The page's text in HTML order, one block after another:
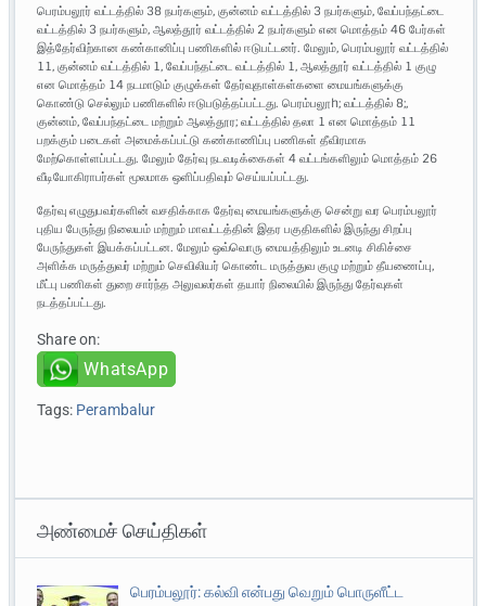
பெரம்பலூர் வட்டத்தில் 38 நபர்களும், குன்னம் வட்டத்தில் 3 நபர்களும், வேப்பந்தட்டை
வட்டத்தில் 3 நபர்களும், ஆலத்தூர் வட்டத்தில் 2 நபர்களும் என மொத்தம் 46 பேர்கள்
இத்தேர்விற்கான கண்கானிப்பு பணிகளில் ஈடுபட்டனர். மேலும், பெரம்பலூர் வட்டத்தில்
11, குன்னம் வட்டத்தில் 1, வேப்பந்தட்டை வட்டத்தில் 1, ஆலத்தூர் வட்டத்தில் 1 குழு
என மொத்தம் 14 நடமாடும் குழுக்கள் தேர்வுதாள்கள்களை மையங்களுக்கு
கொண்டு செல்லும் பணிகளில் ஈடுபடுத்தப்பட்டது. பெரம்பலூh; வட்டத்தில் 8;,
குன்னம், வேப்பந்தட்டை மற்றும் ஆலத்தூர; வட்டத்தில் தலா 1 என மொத்தம் 11
பறக்கும் படைகள் அமைக்கப்பட்டு கண்காணிப்பு பணிகள் தீவிரமாக
மேற்கொள்ளப்பட்டது. மேலும் தேர்வு நடவடிக்கைகள் 4 வட்டங்களிலும் மொத்தம் 26
வீடியோகிராபர்கள் மூலமாக ஒளிப்பதிவும் செய்யப்பட்டது.
தேர்வு எழுதுபவர்களின் வசதிக்காக தேர்வு மையங்களுக்கு சென்று வர பெரம்பலூர்
புதிய பேருந்து நிலையம் மற்றும் மாவட்டத்தின் இதர பகுதிகளில் இருந்து சிறப்பு
பேருந்துகள் இயக்கப்பட்டன. மேலும் ஒவ்வொரு மையத்திலும் உடனடி சிகிச்சை
அளிக்க மருத்துவர் மற்றும் செவிலியர் கொண்ட மருத்துவ குழு மற்றும் தீயணைப்பு,
மீட்பு பணிகள் துறை சார்ந்த அலுவலர்கள் தயார் நிலையில் இருந்து தேர்வுகள்
நடத்தப்பட்டது.
Share on:
WhatsApp
Tags: Perambalur
அண்மைச் செய்திகள்
பெரம்பலூர்: கல்வி என்பது வெறும் பொருளீட்ட